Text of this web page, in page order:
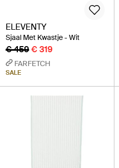
ELEVENTY
Sjaal Met Kwastje - Wit
€ 459€ 319
FARFETCH
SALE